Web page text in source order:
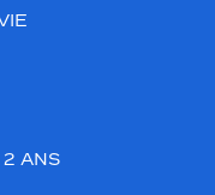
2 ANS